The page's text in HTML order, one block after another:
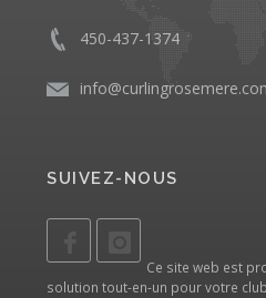
450-437-1374
SUIVEZ-NOUS
Ce site web est
solution tout-en-un pour votre